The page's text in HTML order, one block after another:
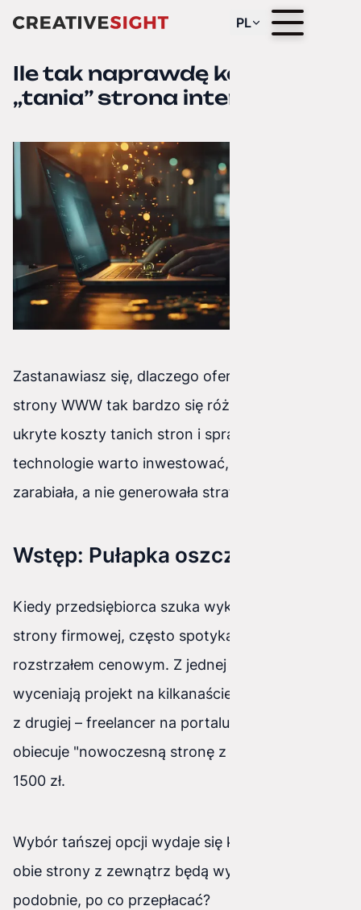
PL
Ile tak naprawdę kosztuje
„tania” strona internetowa
Zastanawiasz się, dlaczego oferty na stworzenie
strony WWW tak bardzo się różnią? Poznaj
ukryte koszty tanich stron i sprawdź, w jakie
technologie warto inwestować, by strona
zarabiała, a nie generowała straty.
Wstęp: Pułapka oszczędności
Kiedy przedsiębiorca szuka wykonawcy nowej
strony firmowej, często spotyka się z ogromnym
rozstrzałem cenowym. Z jednej strony agencje
wyceniają projekt na kilkanaście tysięcy złotych,
z drugiej – freelancer na portalu ogłoszeniowym
obiecuje "nowoczesną stronę z panelem" za
1500 zł.
Wybór tańszej opcji wydaje się kuszący. Skoro
obie strony z zewnątrz będą wyglądać
podobnie, po co przepłacać?